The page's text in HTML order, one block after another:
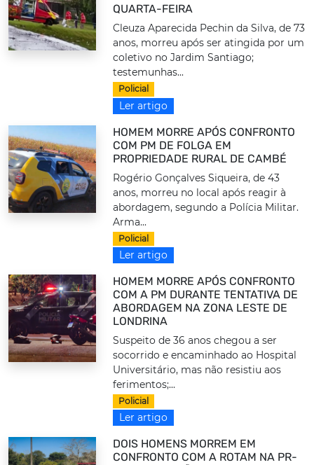
QUARTA-FEIRA
Cleuza Aparecida Pechin da Silva, de 73
anos, morreu após ser atingida por um
coletivo no Jardim Santiago;
testemunhas...
Policial
Ler artigo
HOMEM MORRE APÓS CONFRONTO
COM PM DE FOLGA EM
PROPRIEDADE RURAL DE CAMBÉ
Rogério Gonçalves Siqueira, de 43
anos, morreu no local após reagir à
abordagem, segundo a Polícia Militar.
Arma...
Policial
Ler artigo
HOMEM MORRE APÓS CONFRONTO
COM A PM DURANTE TENTATIVA DE
ABORDAGEM NA ZONA LESTE DE
LONDRINA
Suspeito de 36 anos chegou a ser
socorrido e encaminhado ao Hospital
Universitário, mas não resistiu aos
ferimentos;...
Policial
Ler artigo
DOIS HOMENS MORREM EM
CONFRONTO COM A ROTAM NA PR-